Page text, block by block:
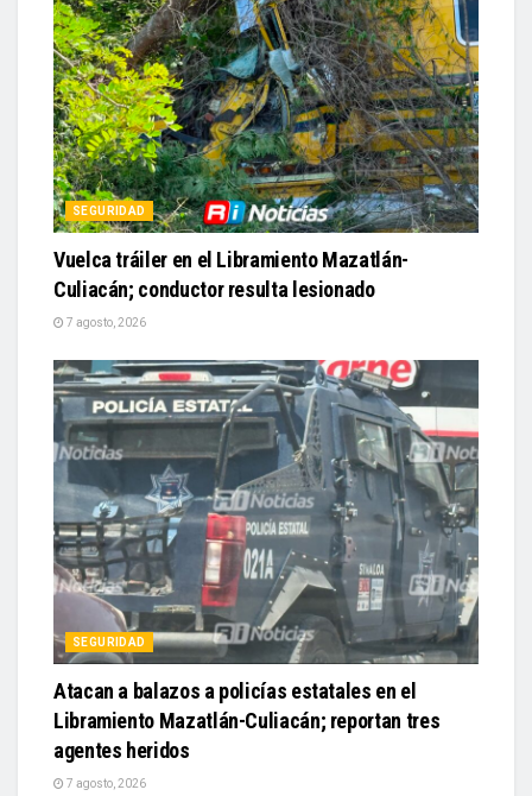
SEGURIDAD
Vuelca tráiler en el Libramiento Mazatlán-
Culiacán; conductor resulta lesionado
7 agosto, 2026
SEGURIDAD
Atacan a balazos a policías estatales en el
Libramiento Mazatlán-Culiacán; reportan tres
agentes heridos
7 agosto, 2026